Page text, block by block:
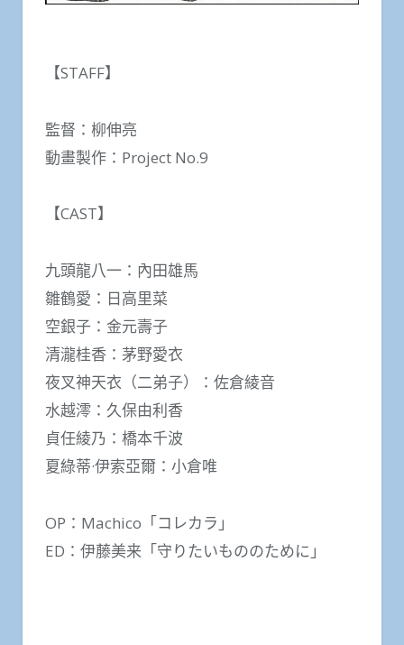
【STAFF】
監督：柳伸亮
動畫製作：Project No.9
【CAST】
九頭龍八一：內田雄馬
雛鶴愛：日高里菜
空銀子：金元壽子
清瀧桂香：茅野愛衣
夜叉神天衣（二弟子）：佐倉綾音
水越澪：久保由利香
貞任綾乃：橋本千波
夏綠蒂·伊索亞爾：小倉唯
OP：Machico「コレカラ」
ED：伊藤美来「守りたいもののために」